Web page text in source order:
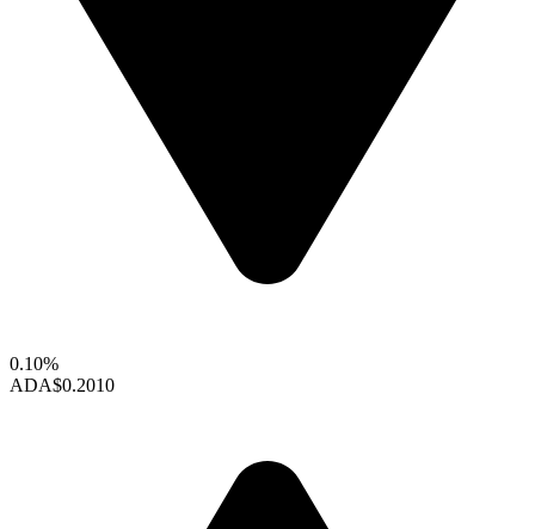
0.10%
ADA$0.2010